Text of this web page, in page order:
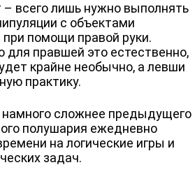
всего лишь нужно выполнять
с объектами
помощи правой руки.
для правшей это естественно,
крайне необычно, а левши
практику.
сложнее предыдущего
полушария ежедневно
на логические игры и
задач.